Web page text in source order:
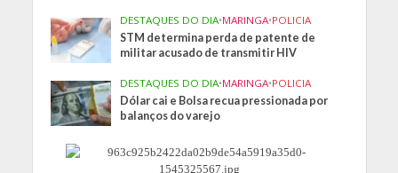
DESTAQUES DO DIA•MARINGA•POLICIA
STM determina perda de patente de
militar acusado de transmitir HIV
DESTAQUES DO DIA•MARINGA•POLICIA
Dólar cai e Bolsa recua pressionada por
balanços do varejo